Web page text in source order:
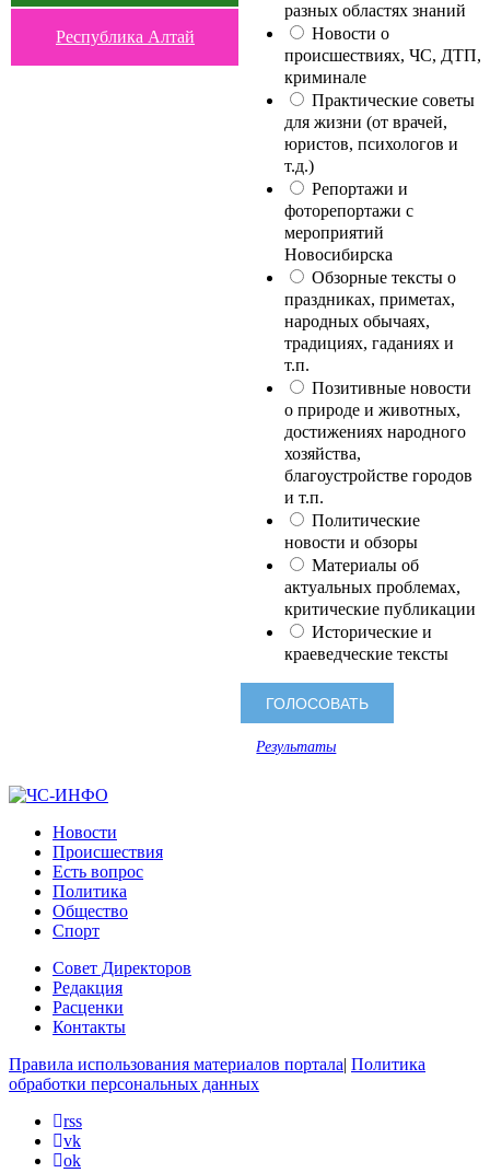
Республика Алтай
разных областях знаний
Новости о
происшествиях, ЧС, ДТП,
криминале
Практические советы
для жизни (от врачей,
юристов, психологов и
т.д.)
Репортажи и
фоторепортажи с
мероприятий
Новосибирска
Обзорные тексты о
праздниках, приметах,
народных обычаях,
традициях, гаданиях и
т.п.
Позитивные новости
о природе и животных,
достижениях народного
хозяйства,
благоустройстве городов
и т.п.
Политические
новости и обзоры
Материалы об
актуальных проблемах,
критические публикации
Исторические и
краеведческие тексты
Результаты
Новости
Происшествия
Есть вопрос
Политика
Общество
Спорт
Совет Директоров
Редакция
Расценки
Контакты
Правила использования материалов портала| Политика
обработки персональных данных
rss
vk
ok